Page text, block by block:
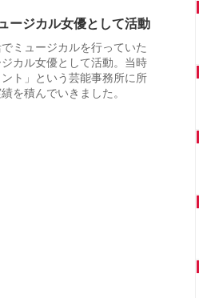
ージカル女優として活動
ミュージカルを行っていた
カル女優として活動。当時
ト」という芸能事務所に所
を積んでいきました。